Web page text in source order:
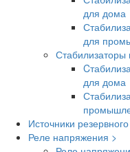
для дома
для
для дома
Источники
Реле напряжения >